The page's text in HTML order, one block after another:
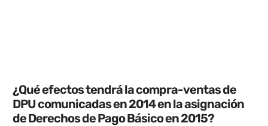
¿Qué efectos tendrá la compra-ventas de
DPU comunicadas en 2014 en la asignación
de Derechos de Pago Básico en 2015?